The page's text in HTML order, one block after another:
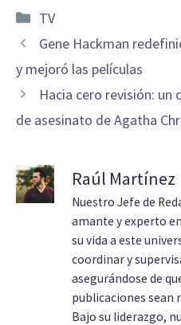
Categorías
TV
Gene Hackman
y mejoró las películas
Hacia cero revisión:
de asesinato de Agatha
Raúl Martínez
Nuestro Jefe de
amante y experto
su vida a este
coordinar y
asegurándose de
publicaciones sean
Bajo su liderazgo,